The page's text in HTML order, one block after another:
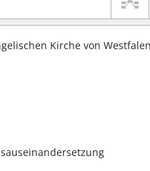
Kirche von Westfalen